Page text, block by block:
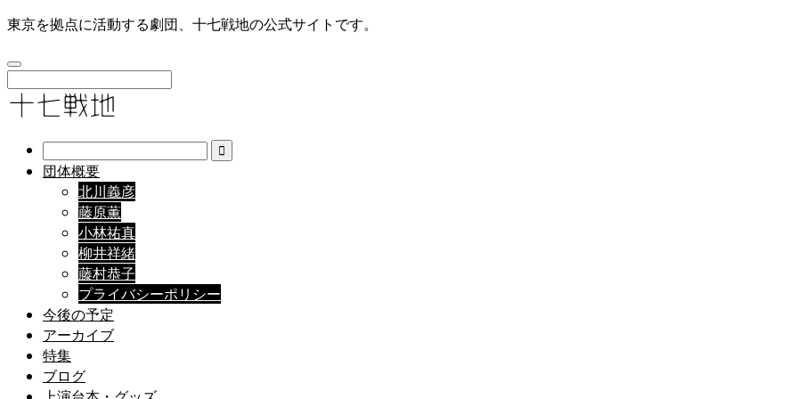
東京を拠点に活動する劇団、十七戦地の公式サイトです。
団体概要
北川義彦
藤原薫
小林祐真
柳井祥緒
藤村恭子
プライバシーポリシー
今後の予定
アーカイブ
特集
ブログ